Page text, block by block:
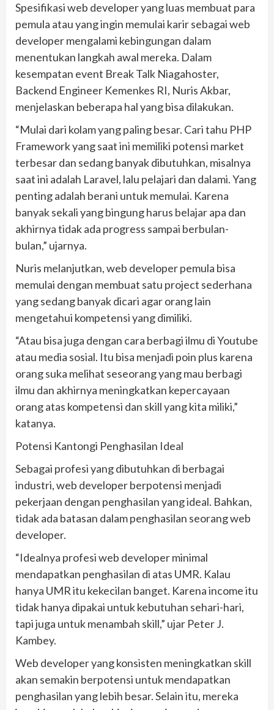
Spesifikasi web developer yang luas membuat para
pemula atau yang ingin memulai karir sebagai web
developer mengalami kebingungan dalam
menentukan langkah awal mereka. Dalam
kesempatan event Break Talk Niagahoster,
Backend Engineer Kemenkes RI, Nuris Akbar,
menjelaskan beberapa hal yang bisa dilakukan.
“Mulai dari kolam yang paling besar. Cari tahu PHP
Framework yang saat ini memiliki potensi market
terbesar dan sedang banyak dibutuhkan, misalnya
saat ini adalah Laravel, lalu pelajari dan dalami. Yang
penting adalah berani untuk memulai. Karena
banyak sekali yang bingung harus belajar apa dan
akhirnya tidak ada progress sampai berbulan-
bulan,” ujarnya.
Nuris melanjutkan, web developer pemula bisa
memulai dengan membuat satu project sederhana
yang sedang banyak dicari agar orang lain
mengetahui kompetensi yang dimiliki.
“Atau bisa juga dengan cara berbagi ilmu di Youtube
atau media sosial. Itu bisa menjadi poin plus karena
orang suka melihat seseorang yang mau berbagi
ilmu dan akhirnya meningkatkan kepercayaan
orang atas kompetensi dan skill yang kita miliki,”
katanya.
Potensi Kantongi Penghasilan Ideal
Sebagai profesi yang dibutuhkan di berbagai
industri, web developer berpotensi menjadi
pekerjaan dengan penghasilan yang ideal. Bahkan,
tidak ada batasan dalam penghasilan seorang web
developer.
“Idealnya profesi web developer minimal
mendapatkan penghasilan di atas UMR. Kalau
hanya UMR itu kekecilan banget. Karena income itu
tidak hanya dipakai untuk kebutuhan sehari-hari,
tapi juga untuk menambah skill,” ujar Peter J.
Kambey.
Web developer yang konsisten meningkatkan skill
akan semakin berpotensi untuk mendapatkan
penghasilan yang lebih besar. Selain itu, mereka